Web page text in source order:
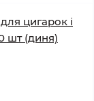
цигарок і
шт (диня)